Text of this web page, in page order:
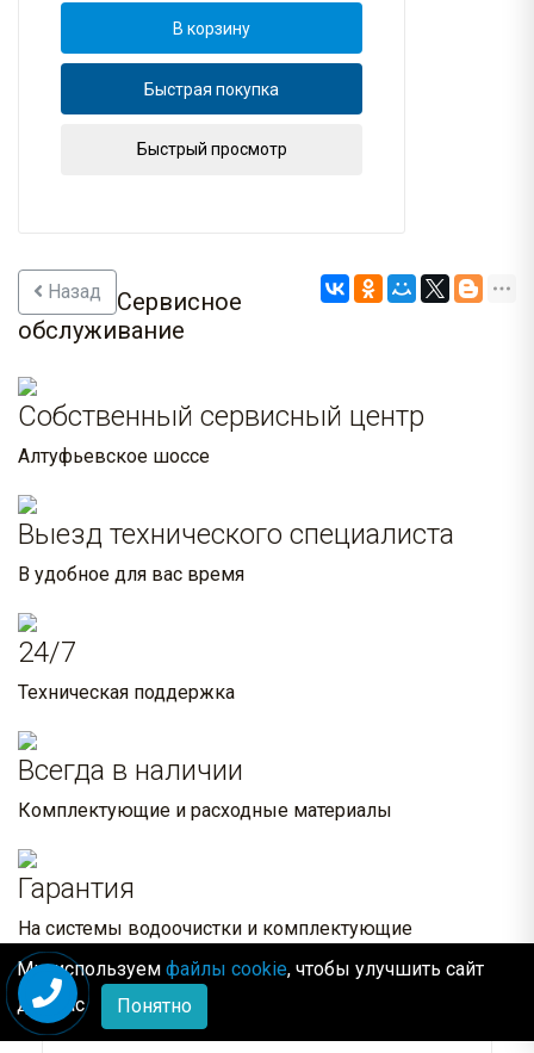
В корзину
Быстрая покупка
Быстрый просмотр
Назад
Сервисное
обслуживание
Собственный сервисный центр
Алтуфьевское шоссе
Выезд технического специалиста
В удобное для вас время
24/7
Техническая поддержка
Всегда в наличии
Комплектующие и расходные материалы
Гарантия
На системы водоочистки и комплектующие
Похожие товары:
Мы используем файлы cookie, чтобы улучшить сайт
для Вас
Понятно